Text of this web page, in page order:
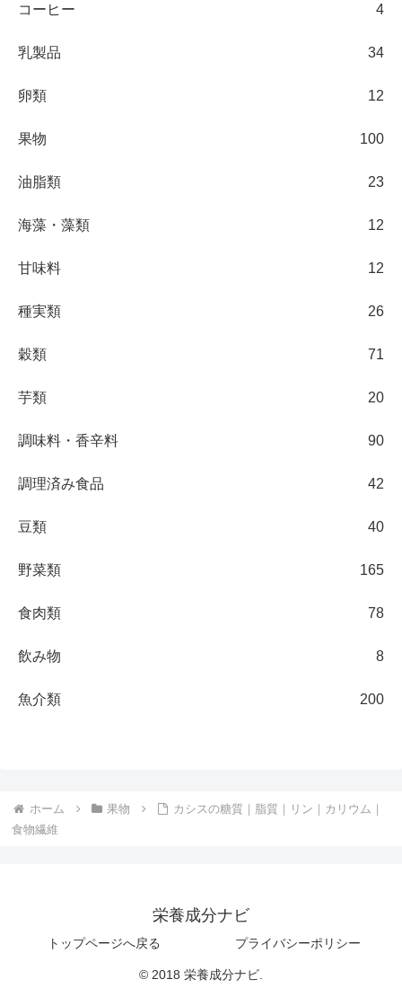
コーヒー 4
乳製品 34
卵類 12
果物 100
油脂類 23
海藻・藻類 12
甘味料 12
種実類 26
穀類 71
芋類 20
調味料・香辛料 90
調理済み食品 42
豆類 40
野菜類 165
食肉類 78
飲み物 8
魚介類 200
ホーム 果物
カシスの糖質｜脂質｜リン｜カリウム｜
食物繊維
栄養成分ナビ
トップページへ戻る プライバシーポリシー
© 2018 栄養成分ナビ.